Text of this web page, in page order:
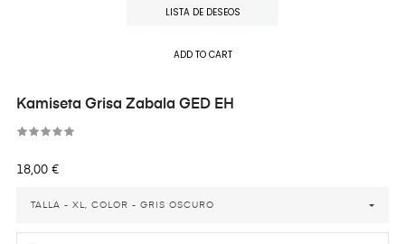
LISTA DE DESEOS
ADD TO CART
Kamiseta Grisa Zabala GED EH
Precio
18,00 €
TALLA - XL, COLOR - GRIS OSCURO